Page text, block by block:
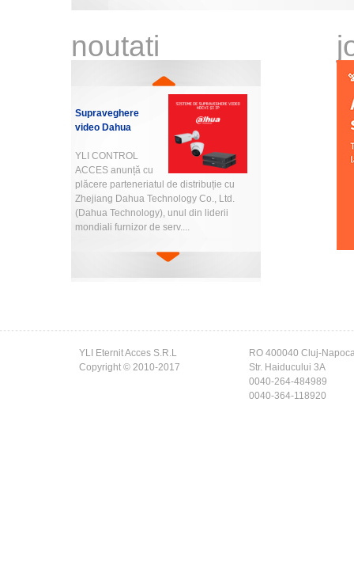
noutati
Supraveghere
video Dahua
YLI CONTROL
ACCES anunță cu
plăcere parteneriatul de distribuție cu
Zhejiang Dahua Technology Co., Ltd.
(Dahua Technology), unul din liderii
mondiali furnizor de serv....
YLI Eternit Acces S.R.L
Copyright © 2010-2017
RO 400040 Cluj-
Str. Haiducului 3A
0040-264-484989
0040-364-118920